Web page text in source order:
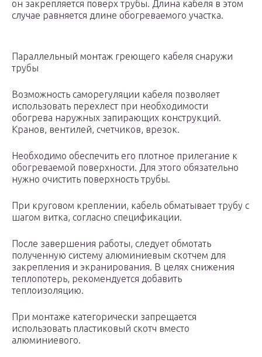
он закрепляется поверх трубы. Длина кабеля в этом
случае равняется длине обогреваемого участка.
Параллельный монтаж греющего кабеля снаружи
трубы
Возможность саморегуляции кабеля позволяет
использовать перехлест при необходимости
обогрева наружных запирающих конструкций.
Кранов, вентилей, счетчиков, врезок.
Необходимо обеспечить его плотное прилегание к
обогреваемой поверхности. Для этого обязательно
нужно очистить поверхность трубы.
При круговом креплении, кабель обматывает трубу с
шагом витка, согласно спецификации.
После завершения работы, следует обмотать
полученную систему алюминиевым скотчем для
закрепления и экранирования. В целях снижения
теплопотерь, рекомендуется добавить
теплоизоляцию.
При монтаже категорически запрещается
использовать пластиковый скотч вместо
алюминиевого.